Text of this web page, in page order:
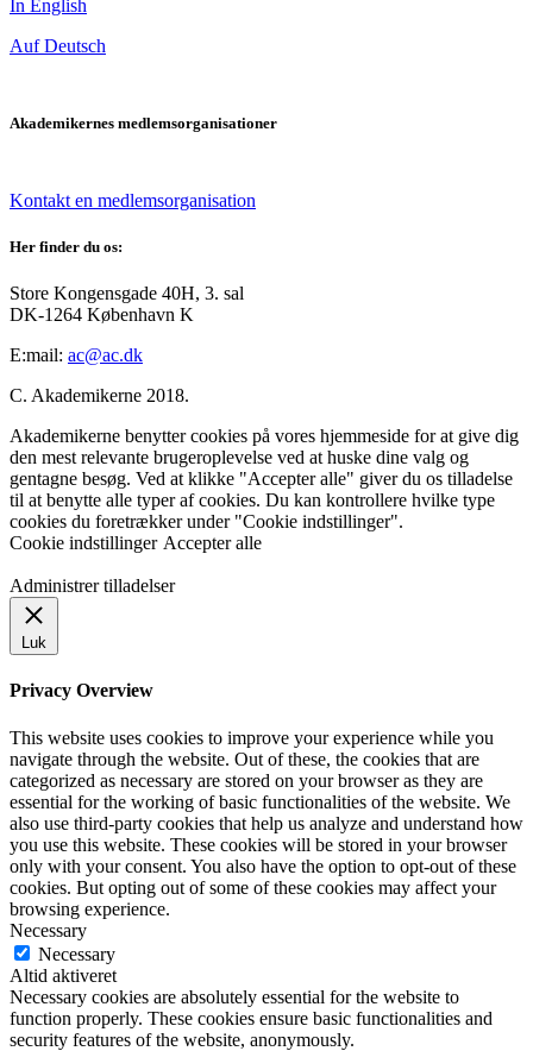
In English
Auf Deutsch
Akademikernes medlemsorganisationer
Kontakt en medlemsorganisation
Her finder du os:
Store Kongensgade 40H, 3. sal
DK-1264 København K
E:mail: ac@ac.dk
C. Akademikerne 2018.
Akademikerne benytter cookies på vores hjemmeside for at give dig
den mest relevante brugeroplevelse ved at huske dine valg og
gentagne besøg. Ved at klikke "Accepter alle" giver du os tilladelse
til at benytte alle typer af cookies. Du kan kontrollere hvilke type
cookies du foretrækker under "Cookie indstillinger".
Cookie indstillinger Accepter alle
Administrer tilladelser
Luk
Privacy Overview
This website uses cookies to improve your experience while you
navigate through the website. Out of these, the cookies that are
categorized as necessary are stored on your browser as they are
essential for the working of basic functionalities of the website. We
also use third-party cookies that help us analyze and understand how
you use this website. These cookies will be stored in your browser
only with your consent. You also have the option to opt-out of these
cookies. But opting out of some of these cookies may affect your
browsing experience.
Necessary
Necessary
Altid aktiveret
Necessary cookies are absolutely essential for the website to
function properly. These cookies ensure basic functionalities and
security features of the website, anonymously.